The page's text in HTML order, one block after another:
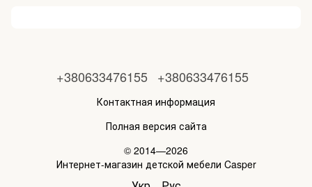
+380633476155 +380633476155
Контактная информация
Полная версия сайта
© 2014—2026
Интернет-магазин детской мебели Casper